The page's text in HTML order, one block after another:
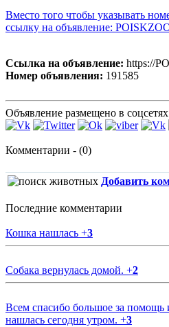
Вместо того чтобы указывать
ссылку на объявление:
Ссылка на объявление: https://
Номер объявления: 191585
Объявление размещено в
Комментарии - (0)
Добавить
Последние комментарии
Кошка нашлась +3
Собака вернулась домой. +2
Всем спасибо большое за помощь
нашлась сегодня утром. +3